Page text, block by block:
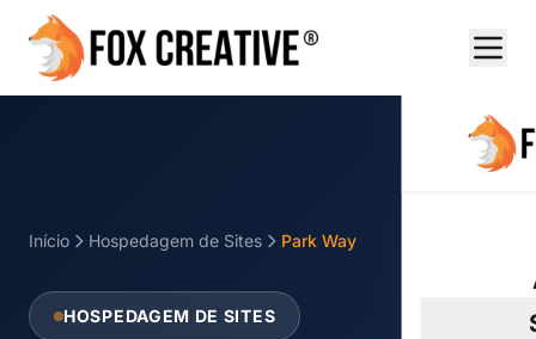
Início Hospedagem de Sites Park Way
HOSPEDAGEM DE SITES